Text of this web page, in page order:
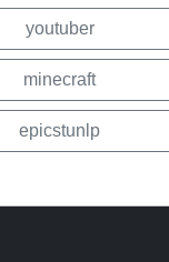
youtuber
minecraft
epicstunlp